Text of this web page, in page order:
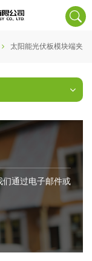
太阳能光伏板模块端夹
通过电子邮件或